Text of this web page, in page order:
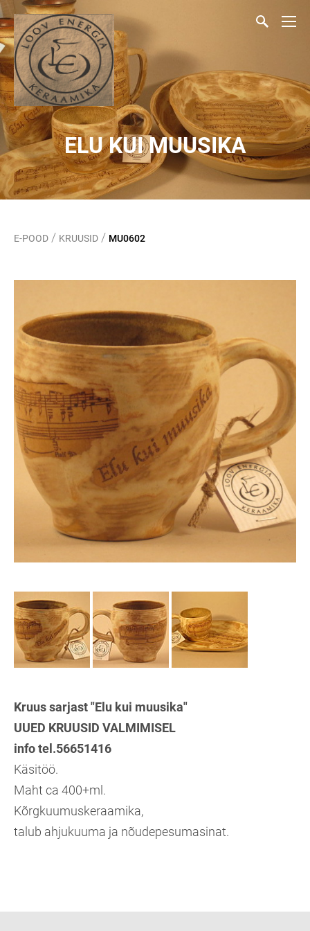
ELU KUI MUUSIKA
E-POOD / KRUUSID / MU0602
Kruus sarjast "Elu kui muusika"
UUED KRUUSID VALMIMISEL
info tel.56651416
Käsitöö.
Maht ca 400+ml.
Kõrgkuumuskeraamika,
talub ahjukuuma ja nõudepesumasinat.